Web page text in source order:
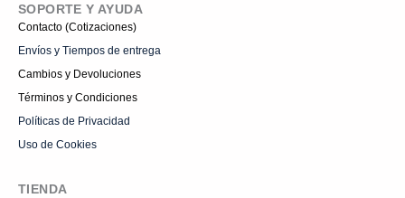
SOPORTE Y AYUDA
Contacto (Cotizaciones)
Envíos y Tiempos de entrega
Cambios y Devoluciones
Términos y Condiciones
Políticas de Privacidad
Uso de Cookies
TIENDA